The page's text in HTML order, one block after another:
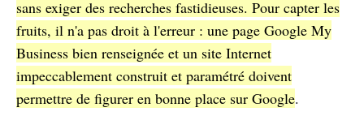
sans exiger des recherches fastidieuses. Pour capter les
fruits, il n'a pas droit à l'erreur : une page Google My
Business bien renseignée et un site Internet
impeccablement construit et paramétré doivent
permettre de figurer en bonne place sur Google.